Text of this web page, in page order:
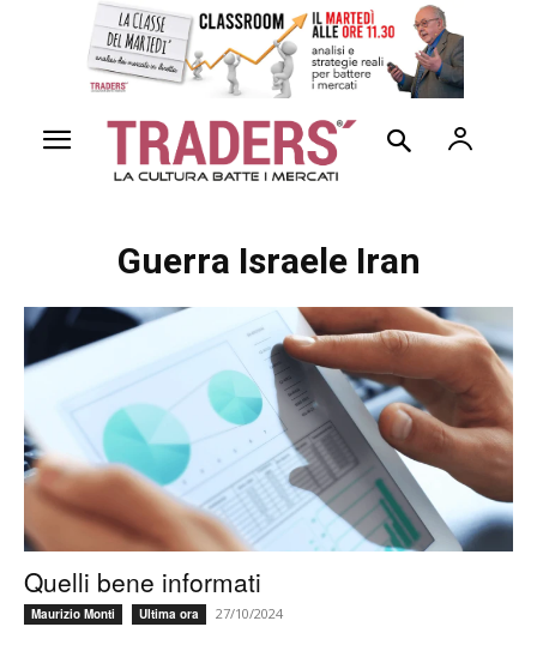
Guerra Israele Iran
Quelli bene informati
Maurizio Monti Ultima ora 27/10/2024